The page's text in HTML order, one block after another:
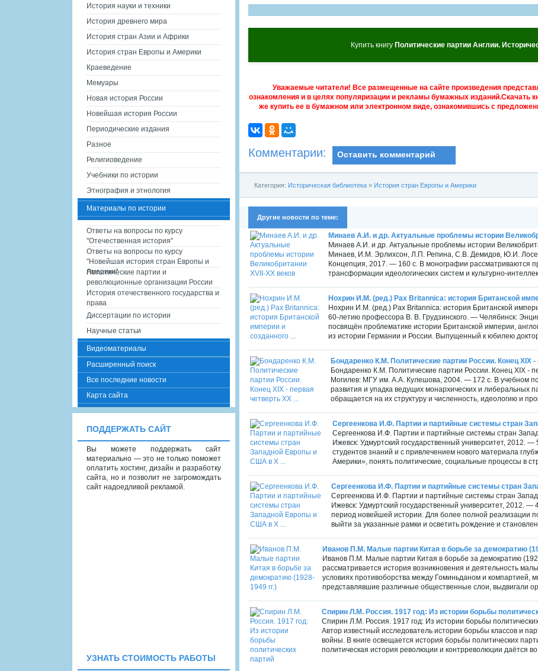
Купить книгу Политические партии Англии.
Уважаемые читатели! Все размещенные на сайте произведения
ознакомления и в целях популяризации и рекламы бумажных изданий.Скачать
же купить ее в бумажном или электронном виде, ознакомившись с
Комментарии: Оставить комментарий
Категория: Историческая библиотека » История стран Европы и Америки
Другие новости по теме:
Минаев А.И. и др. Актуальные проблемы истории
Минаев А.И. и др. Актуальные проблемы истории
Минаев, И.М. Эрлихсон, Л.П. Репина, С.В. Демидов, Ю.И.
Концепция, 2017. — 160 с. В монографии рассматриваются
трансформации идеологических систем и культурно-
Нохрин И.М. (ред.) Pax Britannica: история Британской
Нохрин И.М. (ред.) Pax Britannica: история Британской
60-летию профессора В. В. Грудзинского. — Челябинск:
посвящён проблематике истории Британской империи,
из истории Германии и России. Выпущенный к юбилею
Бондаренко К.М. Политические партии России. Конец XIX -
Бондаренко К.М. Политические партии России. Конец XIX -
Могилев: МГУ им. А.А. Кулешова, 2004. — 172 с. В учебном
развития и упадка ведущих монархических и либеральных
обращается на их структуру и численность, идеологию и
Сергеенкова И.Ф. Партии и партийные системы стран
Сергеенкова И.Ф. Партии и партийные системы стран
Ижевск: Удмуртский государственный университет, 2012.
студентов знаний и с привлечением нового материала
Америки», понять политические, социальные процессы в
Сергеенкова И.Ф. Партии и партийные системы стран
Сергеенкова И.Ф. Партии и партийные системы стран
Ижевск: Удмуртский государственный университет, 2012.
период новейшей истории. Для более полной реализации
выйти за указанные рамки и осветить рождение и
Иванов П.М. Малые партии Китая в борьбе за демократию
Иванов П.М. Малые партии Китая в борьбе за демократию
рассматривается история возникновения и деятельность
условиях противоборства между Гоминьданом и компартией,
представлявшие различные общественные слои, выдвигали
Спирин Л.М. Россия. 1917 год: Из истории борьбы
Спирин Л.М. Россия. 1917 год: Из истории борьбы
Автор известный исследователь истории борьбы классов и
войны. В книге освещается история борьбы политических
политическая история революции и контрреволюции даётся во
История науки и техники
История древнего мира
История стран Азии и Африки
История стран Европы и Америки
Краеведение
Мемуары
Новая история России
Новейшая история России
Периодические издания
Разное
Религиоведение
Учебники по истории
Этнография и этнология
Материалы по истории
Ответы на вопросы по курсу
"Отечественная история"
Ответы на вопросы по курсу
"Новейшая история стран Европы и
Америки"
Политические партии и
революционные организации России
История отечественного государства и
права
Диссертации по истории
Научные статьи
Видеоматериалы
Расширенный поиск
Все последние новости
Карта сайта
ПОДДЕРЖАТЬ САЙТ
Вы можете поддержать сайт
материально — это не только поможет
оплатить хостинг, дизайн и разработку
сайта, но и позволит не загромождать
сайт надоедливой рекламой.
УЗНАТЬ СТОИМОСТЬ РАБОТЫ